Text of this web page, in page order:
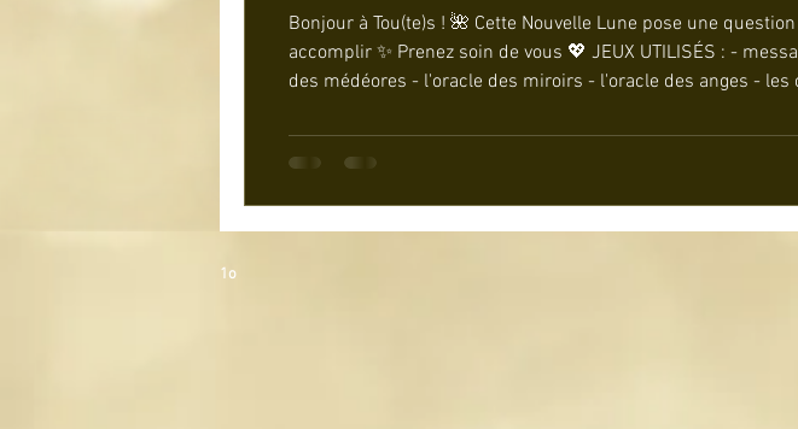
Bonjour à Tou(te)s ! 🌺 Cette Nouvelle Lune pose une
accomplir ✨ Prenez soin de vous 💖 JEUX UTILISÉS : - messaged d'âme - ethereal bloom tarot - l'oracle de la triade - l'oracle
des médéores - l'oracle des miroirs - l'oracle des anges - les couleurs d"Auré 🕯️RITUEL🕯️ : 🌑 PRIÈRE DE RÉVÉLATION ET DE
1o